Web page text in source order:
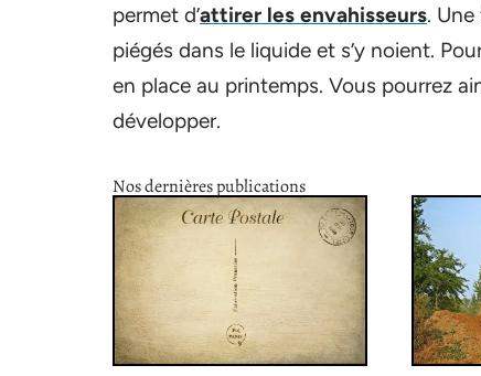
permet d’attirer les envahisseurs. Une
piégés dans le liquide et s’y noient.
en place au printemps. Vous pourrez
développer.
Nos dernières publications